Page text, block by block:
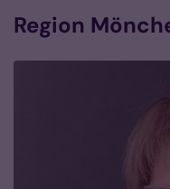
Region